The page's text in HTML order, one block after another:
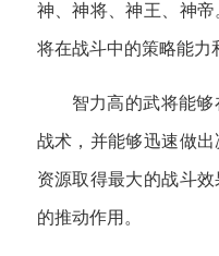
神、神将、神王、神
将在战斗中的策略能力
智力高的武将能
战术，并能够迅速做
资源取得最大的战斗
的推动作用。